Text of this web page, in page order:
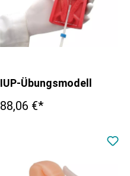
IUP-Übungsmodell
88,06 €*